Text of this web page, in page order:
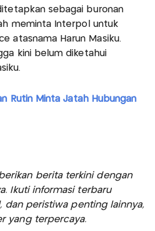
sebagai buronan
meminta Interpol untuk
atasnama Harun Masiku.
kini belum diketahui
Rutin Minta Jatah Hubungan
berita terkini dengan
Ikuti informasi terbaru
dan peristiwa penting lainnya,
yang terpercaya.